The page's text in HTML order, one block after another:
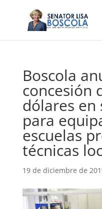
Boscola
concesión
dólares en
para
escuelas
técnicas
19 de diciembre de